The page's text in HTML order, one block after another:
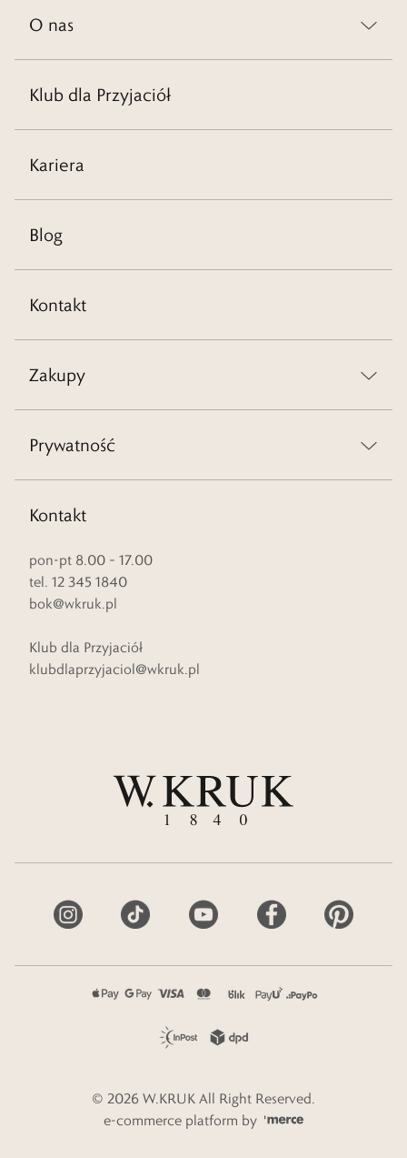
O nas
Klub dla Przyjaciół
Kariera
Blog
Kontakt
Zakupy
Prywatność
Kontakt
pon-pt 8.00 – 17.00
tel. 12 345 1840
bok@wkruk.pl
Klub dla Przyjaciół
klubdlaprzyjaciol@wkruk.pl
© 2026 W.KRUK All Right Reserved.
e-commerce platform by